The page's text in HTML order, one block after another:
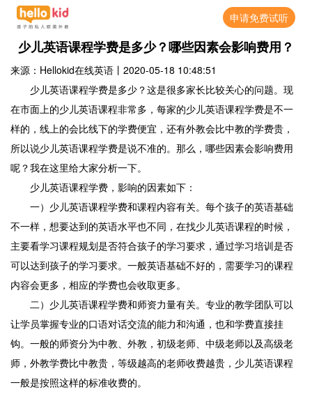
申请免费试听
少儿英语课程学费是多少？哪些因素会影响费用？
来源：Hellokid在线英语 丨 2020-05-18 10:48:51
少儿英语课程学费是多少？这是很多家长比较关心的问题。现
在市面上的少儿英语课程非常多，每家的少儿英语课程学费是不一
样的，线上的会比线下的学费便宜，还有外教会比中教的学费贵，
所以说少儿英语课程学费是说不准的。那么，哪些因素会影响费用
呢？我在这里给大家分析一下。
少儿英语课程学费，影响的因素如下：
一）少儿英语课程学费和课程内容有关。每个孩子的英语基础
不一样，想要达到的英语水平也不同，在找少儿英语课程的时候，
主要看学习课程规划是否符合孩子的学习要求，通过学习培训是否
可以达到孩子的学习要求。一般英语基础不好的，需要学习的课程
内容会更多，相应的学费也会收取更多。
二）少儿英语课程学费和师资力量有关。专业的教学团队可以
让学员掌握专业的口语对话交流的能力和沟通，也和学费直接挂
钩。一般的师资分为中教、外教，初级老师、中级老师以及高级老
师，外教学费比中教贵，等级越高的老师收费越贵，少儿英语课程
一般是按照这样的标准收费的。